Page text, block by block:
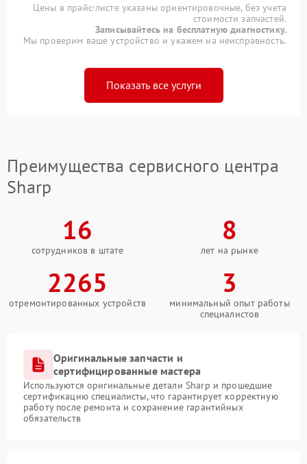
Цены в прайс-листе указаны ориентировочные, без учета
стоимости запчастей.
Записывайтесь на бесплатную диагностику.
Мы проверим ваше устройство и укажем на неисправность.
Показать все услуги
Преимущества сервисного центра
Sharp
16
сотрудников в штате
8
лет на рынке
2265
отремонтированных устройств
3
минимальный опыт работы
специалистов
Оригинальные запчасти и
сертифицированные мастера
Используются оригинальные детали Sharp и прошедшие
сертификацию специалисты, что гарантирует корректную
работу после ремонта и сохранение гарантийных
обязательств